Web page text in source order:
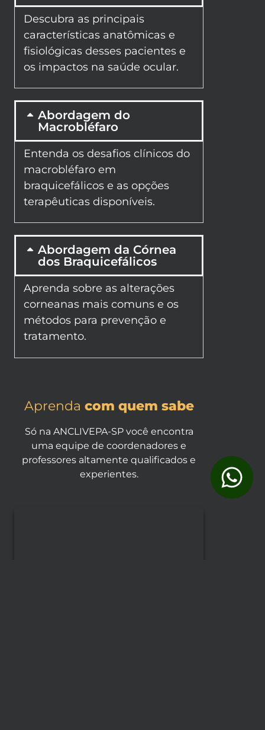
Descubra as principais
características anatômicas e
fisiológicas desses pacientes e
os impactos na saúde ocular.
Abordagem do
Macrobléfaro
Entenda os desafios clínicos do
macrobléfaro em
braquicefálicos e as opções
terapêuticas disponíveis.
Abordagem da Córnea
dos Braquicefálicos
Aprenda sobre as alterações
corneanas mais comuns e os
métodos para prevenção e
tratamento.
Aprenda com quem sabe
Só na ANCLIVEPA-SP você encontra
uma equipe de coordenadores e
professores altamente qualificados e
experientes.